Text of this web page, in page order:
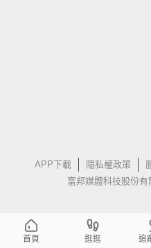
APP下載 隱私權政策
富邦媒體科技股份
首頁 逛逛 追